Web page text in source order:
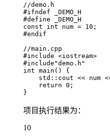
//demo.h
#ifndef _DEMO_H
#define _DEMO_H
const int num = 10;
#endif
//main.cpp
#include <iostream>
#include"demo.h"
int main() {
std::cout << num
    return 0;
}
项目执行结果为：
10